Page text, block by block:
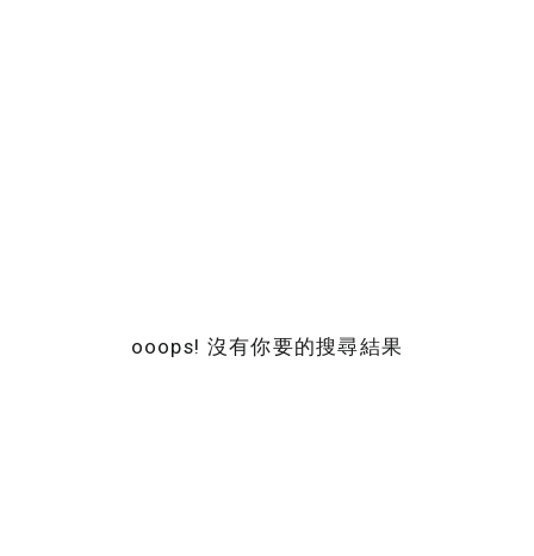
ooops! 沒有你要的搜尋結果